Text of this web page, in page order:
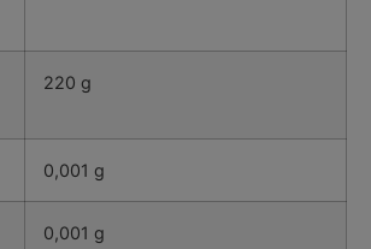
220 g
0,001 g
0,001 g